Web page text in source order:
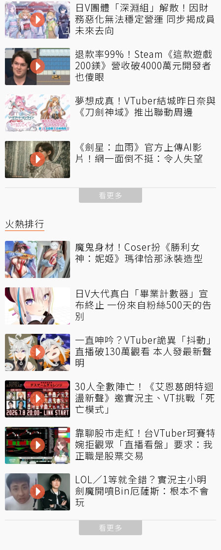
日V團體「深淵組」解散！因財
務惡化無法穩定營運 同步揭成員
未來去向
退款率99%！Steam《這款遊戲
200鎂》營收破4000萬元開發者
也傻眼
夢想成真！VTuber結城昨日奈與
《刀劍神域》推出聯動周邊
《劍星：血雨》官方上傳AI影
片！網一面倒不挺：令人失望
看更多
火熱排行
魔鬼身材！Coser扮《勝利女
神：妮姬》瑪律恰那泳裝造型
日V大代真白「畢業計數器」宣
布終止 一份來自粉絲500天的告
別
一直呻吟？VTuber詭異「抖動」
直播破130萬觀看 本人發最新聲
明
30人全數陣亡！《艾恩葛朗特迴
盪新聲》邀實況主、VT挑戰「死
亡模式」
靠聊股市走紅！台VTuber珂賽特
婉拒觀眾「直播看盤」要求：我
正職是股票交易
LOL／1等就全錯？實況主小明
劍魔開噴Bin厄薩斯：根本不會
玩
看更多